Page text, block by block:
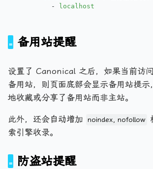
-
localhost
备用站提醒
设置了 Canonical 之后，如果当前访
备用站，则页面底部会显示备用站提示
地收藏或分享了备用站而非主站。
此外，还会自动增加 noindex, nofollow
索引擎收录。
防盗站提醒